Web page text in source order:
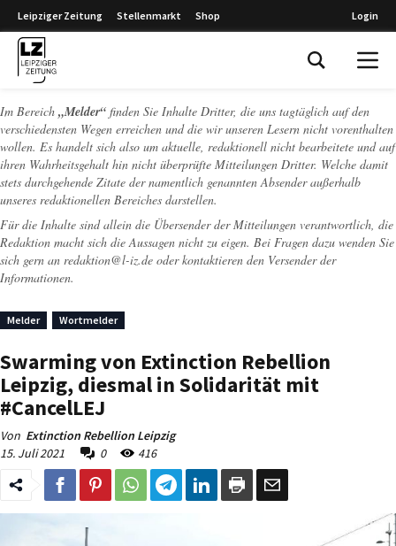
Leipziger Zeitung Stellenmarkt Shop Login
Im Bereich „Melder“ finden Sie Inhalte Dritter, die uns tagtäglich auf den
verschiedensten Wegen erreichen und die wir unseren Lesern nicht vorenthalten
wollen. Es handelt sich also um aktuelle, redaktionell nicht bearbeitete und auf
ihren Wahrheitsgehalt hin nicht überprüfte Mitteilungen Dritter. Welche damit
stets durchgehende Zitate der namentlich genannten Absender außerhalb
unseres redaktionellen Bereiches darstellen.
Für die Inhalte sind allein die Übersender der Mitteilungen verantwortlich, die
Redaktion macht sich die Aussagen nicht zu eigen. Bei Fragen dazu wenden Sie
sich gern an redaktion@l-iz.de oder kontaktieren den Versender der
Informationen.
Melder Wortmelder
Swarming von Extinction Rebellion
Leipzig, diesmal in Solidarität mit
#CancelLEJ
Von Extinction Rebellion Leipzig
15. Juli 2021
0 416